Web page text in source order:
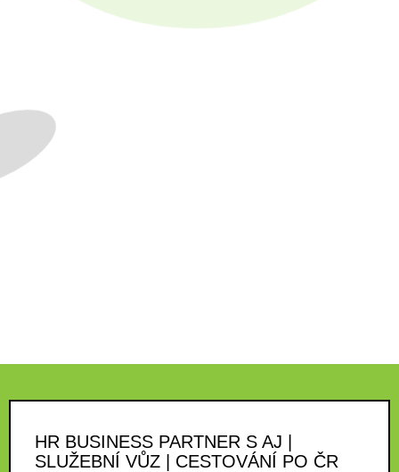
HR BUSINESS PARTNER S AJ |
SLUŽEBNÍ VŮZ | CESTOVÁNÍ PO ČR